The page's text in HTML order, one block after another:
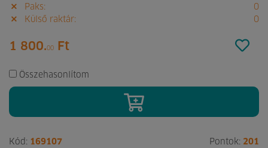
Paks:
0
Külső raktár:
0
1 800.00 Ft
Összehasonlítom
Kód: 169107 Pontok: 201